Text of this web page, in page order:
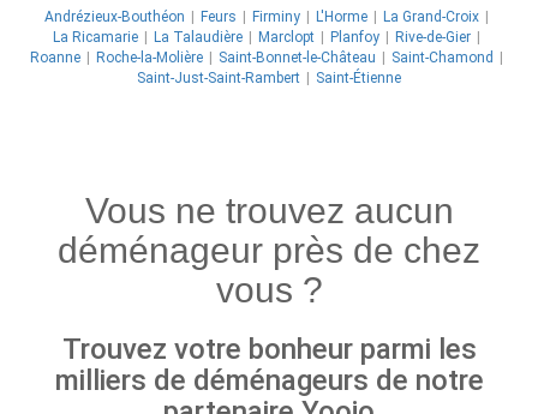
Andrézieux-Bouthéon
Feurs Firminy L'Horme
La Grand-Croix
La Ricamarie
La Talaudière Marclopt Planfoy
Rive-de-Gier
Roanne
Roche-la-Molière Saint-Bonnet-le-Château
Saint-Chamond
Saint-Just-Saint-Rambert
Saint-Étienne
Vous ne trouvez aucun
déménageur près de chez
vous ?
Trouvez votre bonheur parmi les
milliers de déménageurs de notre